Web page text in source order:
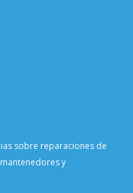
sobre reparaciones de
y